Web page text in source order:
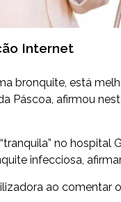
Internet
bronquite, está
Páscoa, afirmou
no hospital
infecciosa,
ao comentar